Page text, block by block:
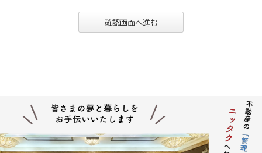
アドレス）・自宅電話番号・個人Ｅ-mail アドレス
(１) 不動産の賃貸、売買、交換、及びそれらの媒介・
代理、紹介、入居申込結果等の連絡、信用情報機
関への信用照会、物件の管理等に関する契約その
他取り決め事項の履行に必要な範囲における利用
確認画面へ進む